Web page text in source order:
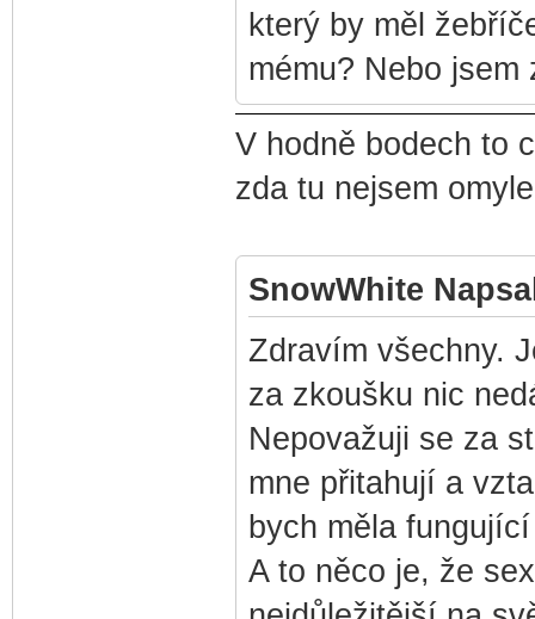
který by měl
mému? Nebo
V hodně bodech to
zda tu nejsem
SnowWhite
Zdravím všechny.
za zkoušku nic
Nepovažuji se za
mne přitahují a
bych měla
A to něco je, že